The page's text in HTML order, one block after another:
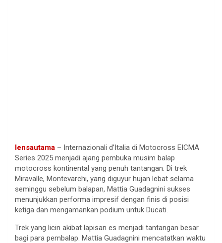
lensautama – Internazionali d’Italia di Motocross EICMA
Series 2025 menjadi ajang pembuka musim balap
motocross kontinental yang penuh tantangan. Di trek
Miravalle, Montevarchi, yang diguyur hujan lebat selama
seminggu sebelum balapan, Mattia Guadagnini sukses
menunjukkan performa impresif dengan finis di posisi
ketiga dan mengamankan podium untuk Ducati.
Trek yang licin akibat lapisan es menjadi tantangan besar
bagi para pembalap. Mattia Guadagnini mencatatkan waktu